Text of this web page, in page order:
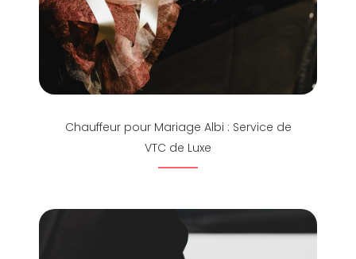
Chauffeur pour Mariage Albi : Service de
VTC de Luxe